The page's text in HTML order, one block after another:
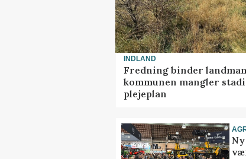
INDLAND
Fredning binder
kommunen mangler
plejeplan